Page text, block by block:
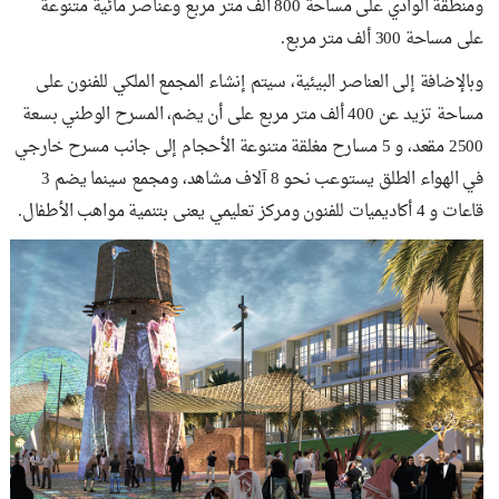
ومنطقة الوادي على مساحة 800 ألف متر مربع وعناصر مائية متنوعة
على مساحة 300 ألف متر مربع.
وبالإضافة إلى العناصر البيئية، سيتم إنشاء المجمع الملكي للفنون على
مساحة تزيد عن 400 ألف متر مربع على أن يضم، المسرح الوطني بسعة
2500 مقعد، و 5 مسارح مغلقة متنوعة الأحجام إلى جانب مسرح خارجي
في الهواء الطلق يستوعب نحو 8 آلاف مشاهد، ومجمع سينما يضم 3
قاعات و 4 أكاديميات للفنون ومركز تعليمي يعنى بتنمية مواهب الأطفال.